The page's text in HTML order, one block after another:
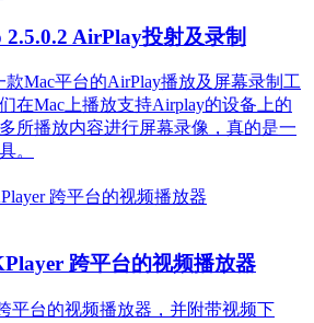
AirPlay投射及录制
款Mac平台的AirPlay播放及屏幕录制工
在Mac上播放支持Airplay的设备上的
所播放内容进行屏幕录像，真的是一
。
跨平台的视频播放器
平台的视频播放器，并附带视频下